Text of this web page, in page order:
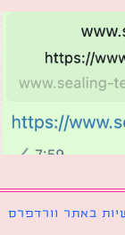
וורדפרס